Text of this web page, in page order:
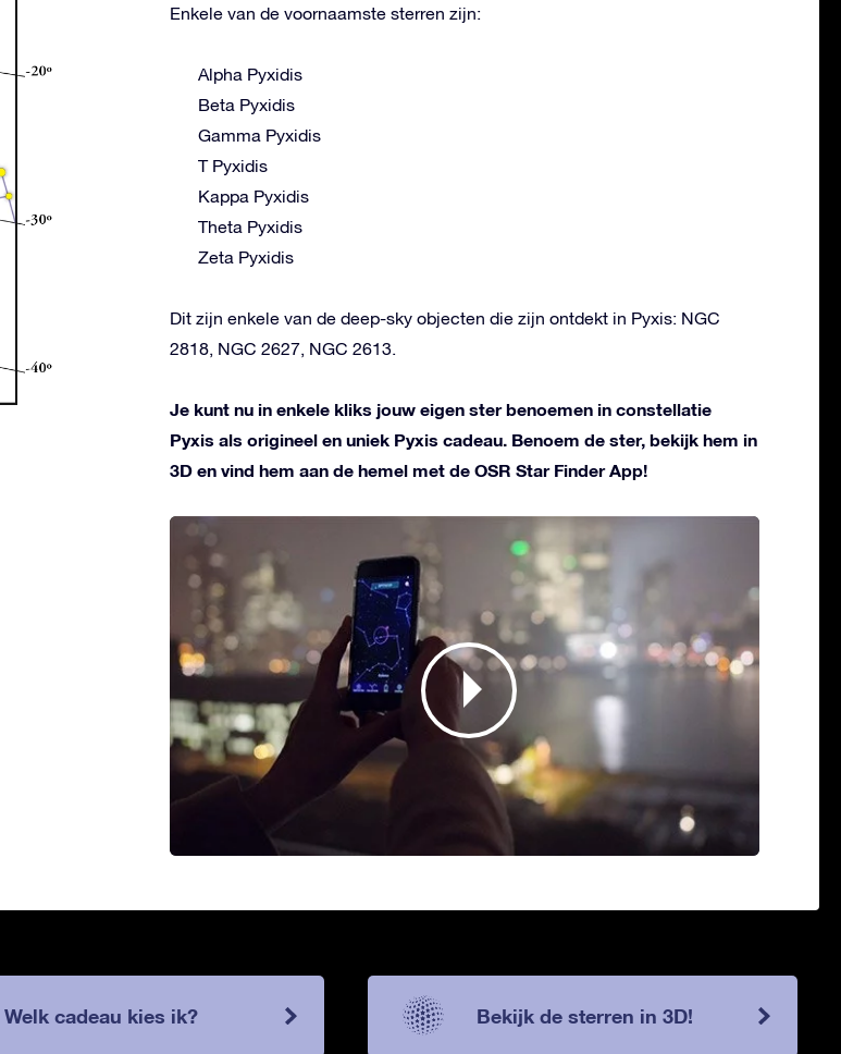
Enkele van de voornaamste sterren zijn:
Alpha Pyxidis
Beta Pyxidis
Gamma Pyxidis
T Pyxidis
Kappa Pyxidis
Theta Pyxidis
Zeta Pyxidis
Dit zijn enkele van de deep-sky objecten die zijn ontdekt in Pyxis: NGC
2818, NGC 2627, NGC 2613.
Je kunt nu in enkele kliks jouw eigen ster benoemen in constellatie
Pyxis als origineel en uniek Pyxis cadeau. Benoem de ster, bekijk hem in
3D en vind hem aan de hemel met de OSR Star Finder App!
Welk cadeau kies ik? Bekijk de sterren in 3D!